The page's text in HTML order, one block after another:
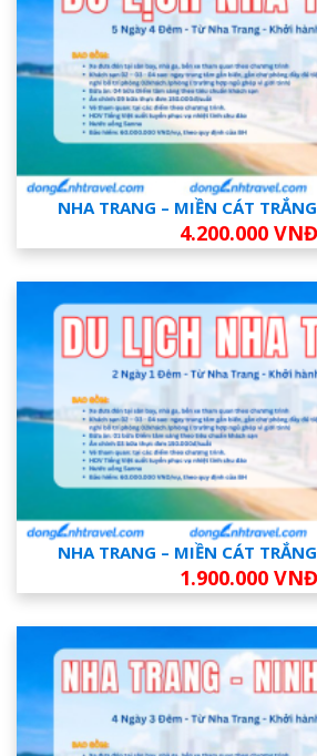
NHA TRANG – MIỀN CÁT
4.200.000 VNĐ
NHA TRANG – MIỀN CÁT
1.900.000 VNĐ